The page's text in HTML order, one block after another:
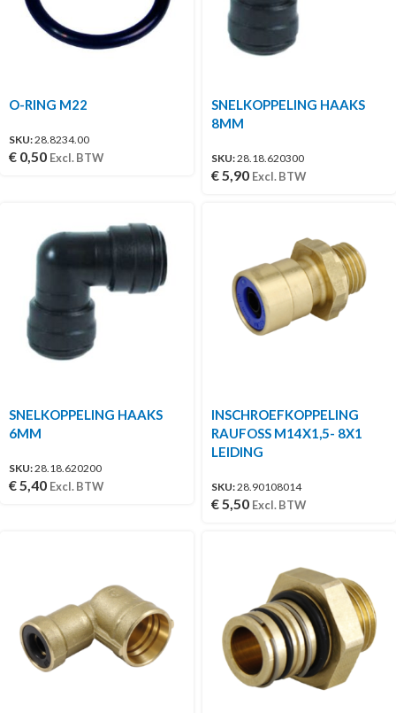
O-RING M22
SKU:28.8234.00
€ 0,50 Excl. BTW
SNELKOPPELING HAAKS
8MM
SKU:28.18.620300
€ 5,90 Excl. BTW
SNELKOPPELING HAAKS
6MM
SKU:28.18.620200
€ 5,40 Excl. BTW
INSCHROEFKOPPELING
RAUFOSS M14X1,5- 8X1
LEIDING
SKU:28.90108014
€ 5,50 Excl. BTW